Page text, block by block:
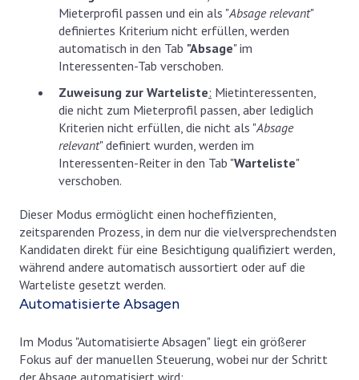
Mieterprofil passen und ein als "Absage relevant"
definiertes Kriterium nicht erfüllen, werden
automatisch in den Tab "Absage" im
Interessenten-Tab verschoben.
Zuweisung zur Warteliste: Mietinteressenten,
die nicht zum Mieterprofil passen, aber lediglich
Kriterien nicht erfüllen, die nicht als "Absage
relevant" definiert wurden, werden im
Interessenten-Reiter in den Tab "Warteliste"
verschoben.
Dieser Modus ermöglicht einen hocheffizienten,
zeitsparenden Prozess, in dem nur die vielversprechendsten
Kandidaten direkt für eine Besichtigung qualifiziert werden,
während andere automatisch aussortiert oder auf die
Warteliste gesetzt werden.
Automatisierte Absagen
Im Modus "Automatisierte Absagen" liegt ein größerer
Fokus auf der manuellen Steuerung, wobei nur der Schritt